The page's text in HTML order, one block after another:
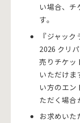
い場合、チ
す。
『ジャッ
2026 クリ
売りチケッ
いただけま
い方のエン
ただく場合
お求めいた